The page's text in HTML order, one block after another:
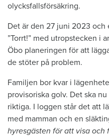
olycksfallsförsäkring.
Det är den 27 juni 2023
”Torrt!” med utropstecken i
Öbo planeringen för att
de stöter på problem.
Familjen bor kvar i
provisoriska golv. Det ska
riktiga. I loggen står det att
med mamman och en
hyresgästen för att visa och